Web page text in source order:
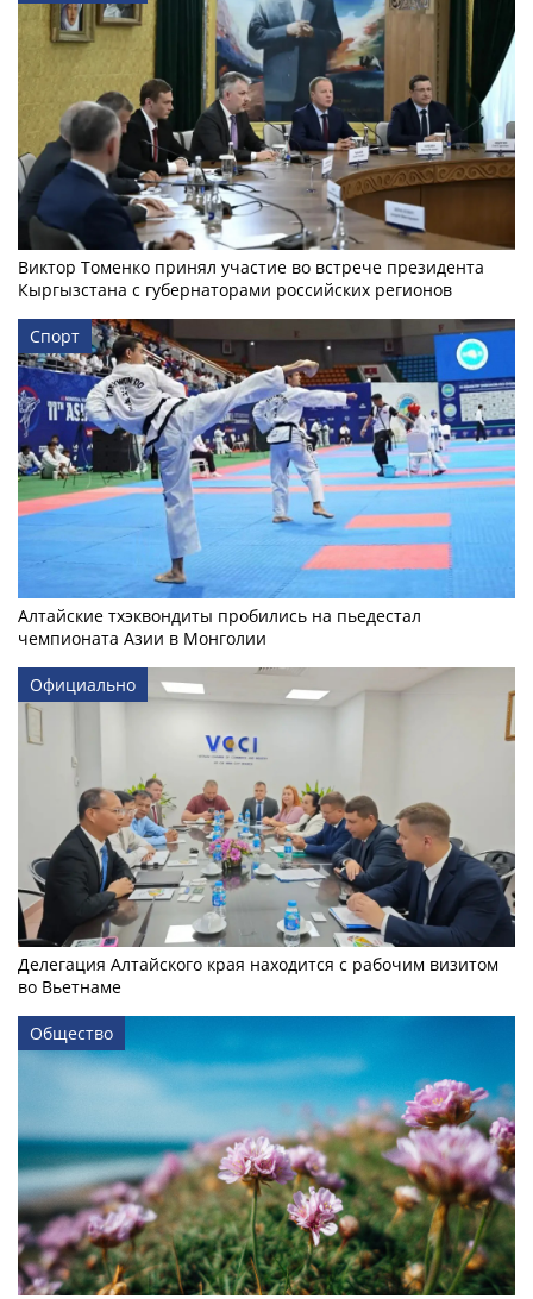
Виктор Томенко принял участие во встрече президента
Кыргызстана с губернаторами российских регионов
Спорт
Алтайские тхэквондиты пробились на пьедестал
чемпионата Азии в Монголии
Официально
Делегация Алтайского края находится с рабочим визитом
во Вьетнаме
Общество